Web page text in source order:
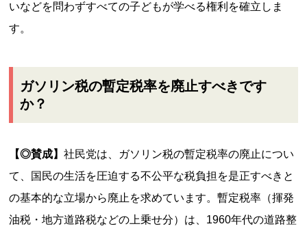
いなどを問わずすべての子どもが学べる権利を確立しま
す。
ガソリン税の暫定税率を廃止すべきです
か？
【◎賛成】社民党は、ガソリン税の暫定税率の廃止につい
て、国民の生活を圧迫する不公平な税負担を是正すべきと
の基本的な立場から廃止を求めています。暫定税率（揮発
油税・地方道路税などの上乗せ分）は、1960年代の道路整